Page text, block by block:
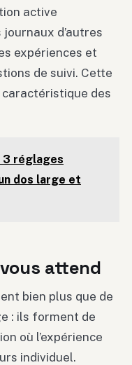
active
d’autres
expériences et
de suivi. Cette
des
3 réglages
dos large et
attend
bien plus que de
: ils forment de
où l’expérience
individuel.